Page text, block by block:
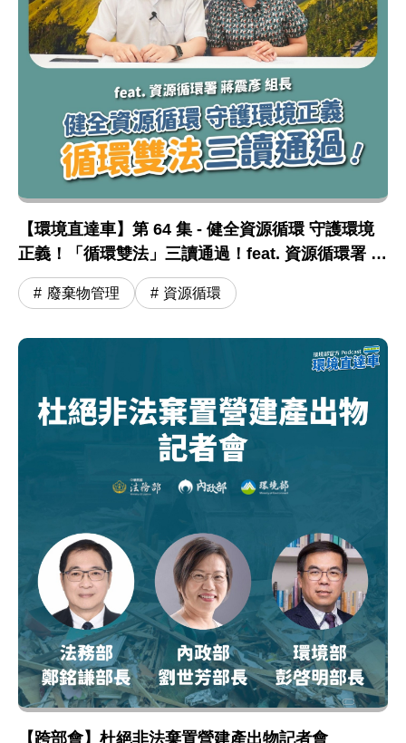
【環境直達車】第 64 集 - 健全資源循環 守護環境
正義！「循環雙法」三讀通過！feat. 資源循環署 蔣
震彥組長
廢棄物管理 資源循環
【跨部會】杜絕非法棄置營建產出物記者會